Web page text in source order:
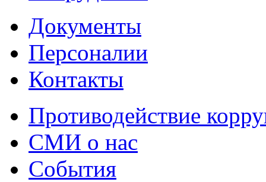
Документы
Персоналии
Контакты
Противодействие
СМИ о нас
События